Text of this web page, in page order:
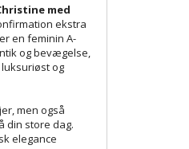
med
ekstra
en feminin A-
og bevægelse,
og
men også
din store dag.
elegance